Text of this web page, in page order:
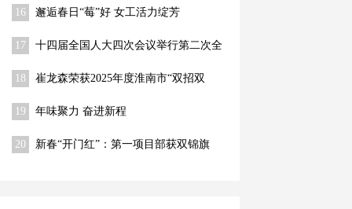
16 邂逅春日“莓”好 女工活力绽芳
17
十四届全国人大四次会议举行第二次全
18
崔龙森荣获2025年度淮南市“双招双
19
年味聚力 奋进新程
20 新春“开门红”：第一项目部获双锦旗